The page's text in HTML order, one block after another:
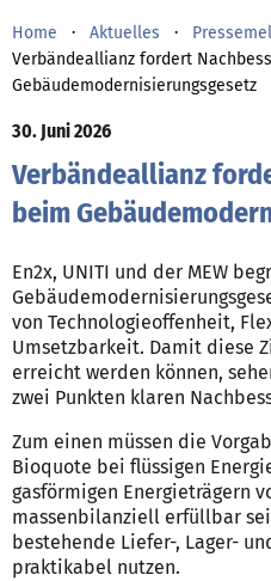
Home Aktuelles
Verbändeallianz fordert
Gebäudemodernisierungsgesetz
30. Juni 2026
Verbändeallianz
beim
En2x, UNITI und der MEW
von Technologieoffenheit,
Umsetzbarkeit. Damit diese
erreicht werden können,
zwei Punkten klaren
Zum einen müssen die
Bioquote bei flüssigen
gasförmigen Energieträgern
massenbilanziell erfüllbar
bestehende Liefer-, Lager-
praktikabel nutzen.